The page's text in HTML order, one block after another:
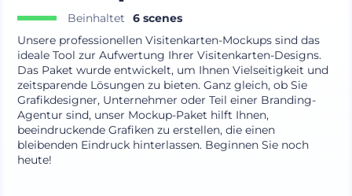
Beinhaltet
6 scenes
Unsere professionellen Visitenkarten-Mockups sind das
ideale Tool zur Aufwertung Ihrer Visitenkarten-Designs.
Das Paket wurde entwickelt, um Ihnen Vielseitigkeit und
zeitsparende Lösungen zu bieten. Ganz gleich, ob Sie
Grafikdesigner, Unternehmer oder Teil einer Branding-
Agentur sind, unser Mockup-Paket hilft Ihnen,
beeindruckende Grafiken zu erstellen, die einen
bleibenden Eindruck hinterlassen. Beginnen Sie noch
heute!